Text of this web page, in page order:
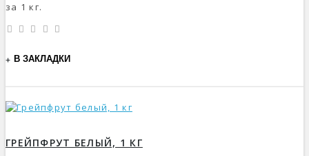
за 1 кг.
В ЗАКЛАДКИ
ГРЕЙПФРУТ БЕЛЫЙ, 1 КГ